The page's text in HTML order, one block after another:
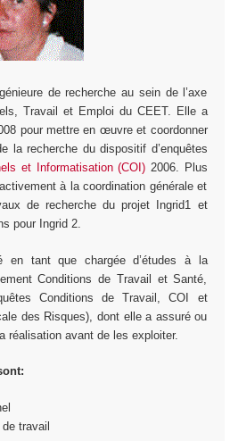
de recherche au sein de l’axe
Travail et Emploi du CEET. Elle a
pour mettre en œuvre et coordonner
la recherche du dispositif d’enquêtes
et Informatisation (COI) 2006. Plus
à la coordination générale et
de recherche du projet Ingrid1 et
pour Ingrid 2.
en tant que chargée d’études à la
Conditions de Travail et Santé,
Conditions de Travail, COI et
des Risques), dont elle a assuré ou
réalisation avant de les exploiter.
travail